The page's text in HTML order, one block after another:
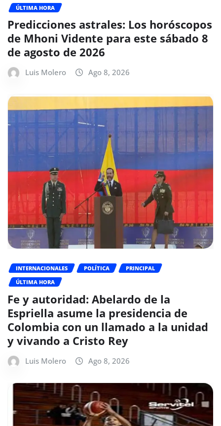
ÚLTIMA HORA
Predicciones astrales: Los horóscopos
de Mhoni Vidente para este sábado 8
de agosto de 2026
Luis Molero Ago 8, 2026
INTERNACIONALES POLÍTICA
PRINCIPAL
ÚLTIMA HORA
Fe y autoridad: Abelardo de la
Espriella asume la presidencia de
Colombia con un llamado a la unidad
y vivando a Cristo Rey
Luis Molero Ago 8, 2026